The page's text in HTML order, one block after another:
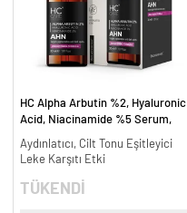
HC Alpha Arbutin %2, Hyaluronic
Acid, Niacinamide %5 Serum,
ml.
Aydınlatıcı, Cilt Tonu Eşitleyici
Leke Karşıtı Etki
TÜKENDİ